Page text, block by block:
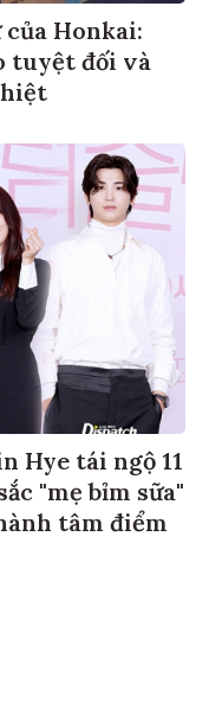
của Honkai:
tuyệt đối và
Hye tái ngộ 11
"mẹ bỉm sữa"
tâm điểm